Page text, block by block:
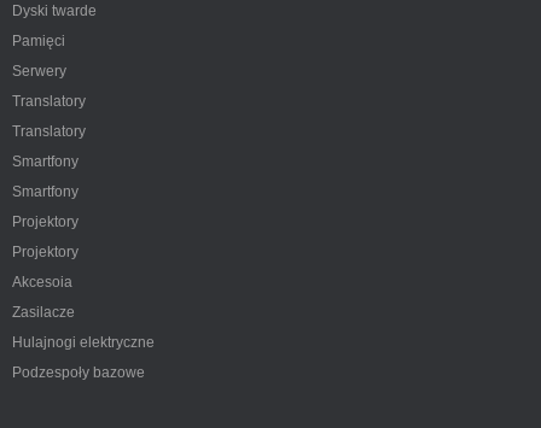
Dyski twarde
Pamięci
Serwery
Translatory
Translatory
Smartfony
Smartfony
Projektory
Projektory
Akcesoia
Zasilacze
Hulajnogi elektryczne
Podzespoły bazowe